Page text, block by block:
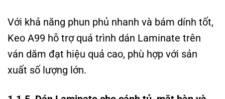
Với khả năng phun phủ nhanh và bám dính tốt,
Keo A99 hỗ trợ quá trình dán Laminate trên
ván dăm đạt hiệu quả cao, phù hợp với sản
xuất số lượng lớn.